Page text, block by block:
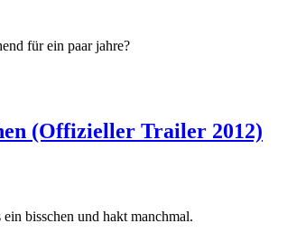
für ein paar jahre?
(Offizieller Trailer 2012)
bisschen und hakt manchmal.